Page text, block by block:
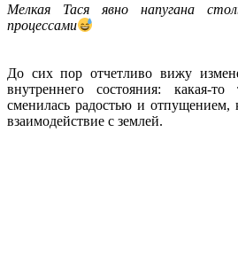
Мелкая Тася явно напугана
процессами
До сих пор отчетливо вижу
внутреннего состояния: какая-то
сменилась радостью и отпущением,
взаимодействие с землей.